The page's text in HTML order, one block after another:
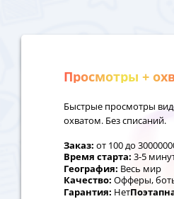
Просмотры +
Быстрые просмотры
охватом. Без списаний.
Заказ: от 100 до
Время старта: 3-5
География: Весь мир
Качество: Офферы,
Гарантия: Нет